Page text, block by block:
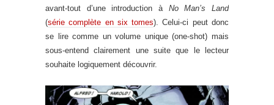
avant-tout d’une introduction à No Man’s Land
(série complète en six tomes). Celui-ci peut donc
se lire comme un volume unique (one-shot) mais
sous-entend clairement une suite que le lecteur
souhaite logiquement découvrir.